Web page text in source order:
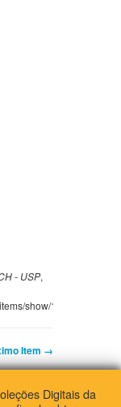
- USP,
show/10968
Item →
Digitais da